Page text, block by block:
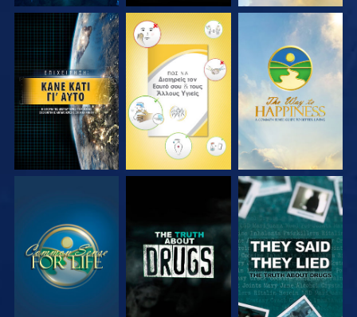
ΠΑΡΑΚΟΛΟΥΘΗΣΤΕ ΠΑΡΑΚΟΛΟΥΘΗΣΤΕ ΠΑΡΑΚΟΛΟΥΘΗΣΤΕ
ΠΑΡΑΚΟΛΟΥΘΗΣΤΕ ΠΑΡΑΚΟΛΟΥΘΗΣΤΕ ΠΑΡΑΚΟΛΟΥΘΗΣΤΕ